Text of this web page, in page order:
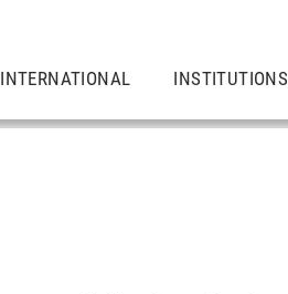
INTERNATIONAL INSTITUTIONS